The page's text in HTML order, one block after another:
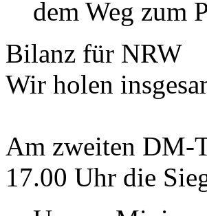
dem Weg zum
Bilanz für NRW
Wir holen
Am zweiten DM-
17.00 Uhr die